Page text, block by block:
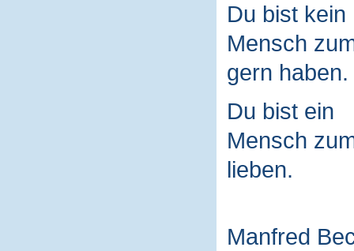
Du bist kein
Mensch
gern haben.
Du bist ein
Mensch
lieben.
Manfred